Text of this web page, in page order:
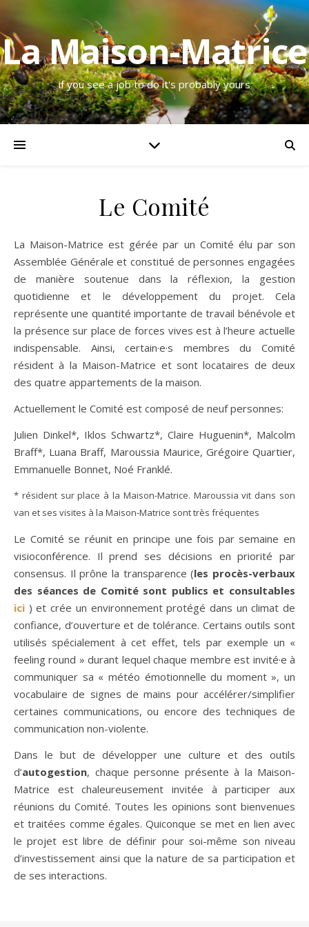
La Maison-Matrice
if you see a job to do it's probably yours
Le Comité
La Maison-Matrice est gérée par un Comité élu par son
Assemblée Générale et constitué de personnes engagées
de manière soutenue dans la réflexion, la gestion
quotidienne et le développement du projet. Cela
représente une quantité importante de travail bénévole et
la présence sur place de forces vives est à l’heure actuelle
indispensable. Ainsi, certain·e·s membres du Comité
résident à la Maison-Matrice et sont locataires de deux
des quatre appartements de la maison.
Actuellement le Comité est composé de neuf personnes:
Julien Dinkel*, Iklos Schwartz*, Claire Huguenin*, Malcolm
Braff*, Luana Braff, Maroussia Maurice, Grégoire Quartier,
Emmanuelle Bonnet, Noé Franklé.
* résident sur place à la Maison-Matrice. Maroussia vit dans son
van et ses visites à la Maison-Matrice sont très fréquentes
Le Comité se réunit en principe une fois par semaine en
visioconférence. Il prend ses décisions en priorité par
consensus. Il prône la transparence (les procès-verbaux
des séances de Comité sont publics et consultables
ici ) et crée un environnement protégé dans un climat de
confiance, d’ouverture et de tolérance. Certains outils sont
utilisés spécialement à cet effet, tels par exemple un «
feeling round » durant lequel chaque membre est invité·e à
communiquer sa « météo émotionnelle du moment », un
vocabulaire de signes de mains pour accélérer/simplifier
certaines communications, ou encore des techniques de
communication non-violente.
Dans le but de développer une culture et des outils
d’autogestion, chaque personne présente à la Maison-
Matrice est chaleureusement invitée à participer aux
réunions du Comité. Toutes les opinions sont bienvenues
et traitées comme égales. Quiconque se met en lien avec
le projet est libre de définir pour soi-même son niveau
d’investissement ainsi que la nature de sa participation et
de ses interactions.